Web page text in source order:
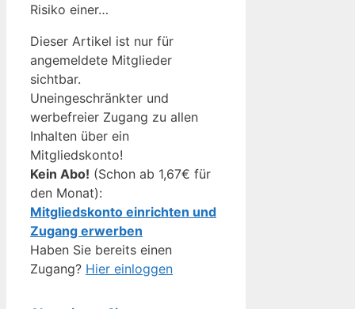
Risiko einer…
Dieser Artikel ist nur für
angemeldete Mitglieder
sichtbar.
Uneingeschränkter und
werbefreier Zugang zu allen
Inhalten über ein
Mitgliedskonto!
Kein Abo! (Schon ab 1,67€ für
den Monat):
Mitgliedskonto einrichten und
Zugang erwerben
Haben Sie bereits einen
Zugang? Hier einloggen